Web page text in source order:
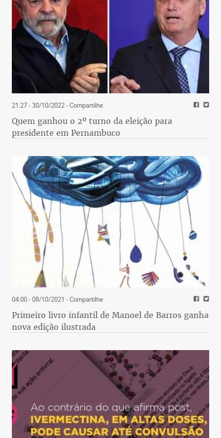
21:27 - 30/10/2022- Compartilhe
Quem ganhou o 2º turno da eleição para
presidente em Pernambuco
04:00 - 08/10/2021 - Compartilhe
Primeiro livro infantil de Manoel de Barros ganha
nova edição ilustrada